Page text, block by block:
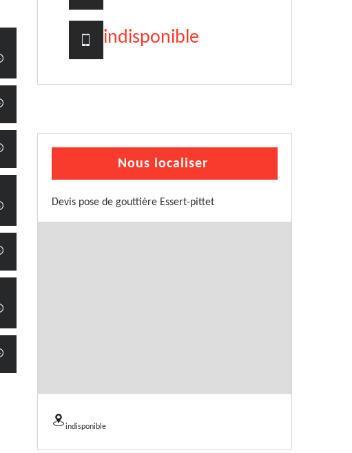
indisponible
Nous localiser
Devis pose de gouttière Essert-pittet
indisponible